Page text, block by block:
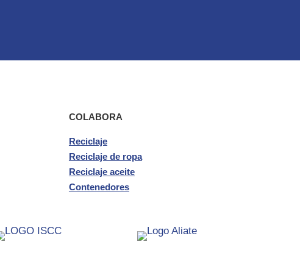
COLABORA
Reciclaje
Reciclaje de ropa
Reciclaje aceite
Contenedores